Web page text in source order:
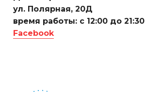
ул. Полярная, 20Д
время работы: с 12:00 до 21:30
Facebook